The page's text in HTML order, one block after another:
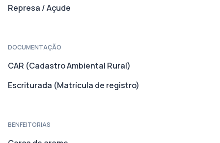
Represa / Açude
DOCUMENTAÇÃO
CAR (Cadastro Ambiental Rural)
Escriturada (Matrícula de registro)
BENFEITORIAS